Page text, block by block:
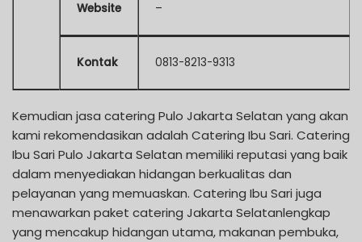
Website –
Kontak 0813-8213-9313
Kemudian jasa catering Pulo Jakarta Selatan yang akan
kami rekomendasikan adalah Catering Ibu Sari. Catering
Ibu Sari Pulo Jakarta Selatan memiliki reputasi yang baik
dalam menyediakan hidangan berkualitas dan
pelayanan yang memuaskan. Catering Ibu Sari juga
menawarkan paket catering Jakarta Selatanlengkap
yang mencakup hidangan utama, makanan pembuka,